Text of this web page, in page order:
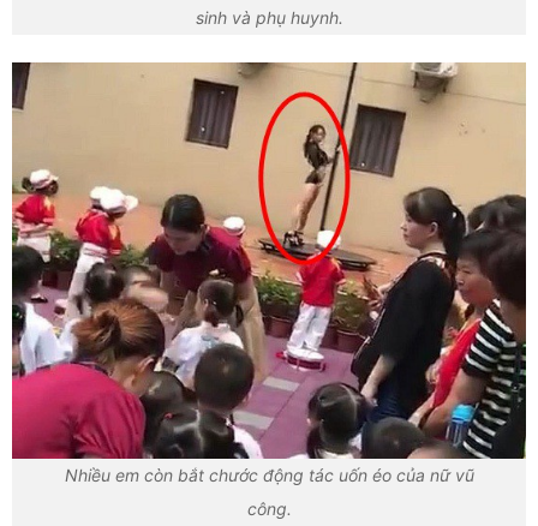
sinh và phụ huynh.
Nhiều em còn bắt chước động tác uốn éo của nữ vũ
công.